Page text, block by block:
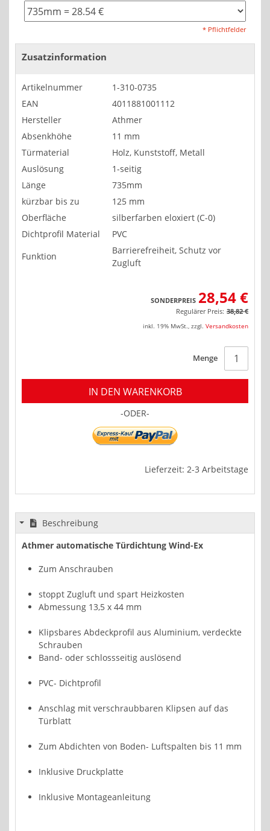
* Pflichtfelder
Zusatzinformation
Artikelnummer
1-310-0735
EAN
4011881001112
Hersteller
Athmer
Absenkhöhe
11 mm
Türmaterial
Holz, Kunststoff, Metall
Auslösung
1-seitig
Länge
735mm
kürzbar bis zu
125 mm
Oberfläche
silberfarben eloxiert (C-0)
Dichtprofil Material
PVC
Funktion
Barrierefreiheit, Schutz vor
Zugluft
SONDERPREIS 28,54 €
Regulärer Preis: 38,82 €
inkl. 19% MwSt., zzgl. Versandkosten
Menge
IN DEN WARENKORB
-ODER-
Lieferzeit: 2-3 Arbeitstage
Beschreibung
Athmer automatische Türdichtung Wind-Ex
Zum Anschrauben
stoppt Zugluft und spart Heizkosten
Abmessung 13,5 x 44 mm
Klipsbares Abdeckprofil aus Aluminium, verdeckte
Schrauben
Band- oder schlossseitig auslösend
PVC- Dichtprofil
Anschlag mit verschraubbaren Klipsen auf das
Türblatt
Zum Abdichten von Boden- Luftspalten bis 11 mm
Inklusive Druckplatte
Inklusive Montageanleitung